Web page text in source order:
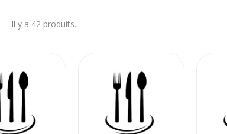
Il y a 42 produits.